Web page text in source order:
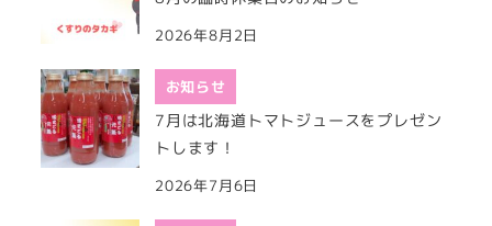
2026年8月2日
お知らせ
7月は北海道トマトジュースをプレゼン
トします！
2026年7月6日